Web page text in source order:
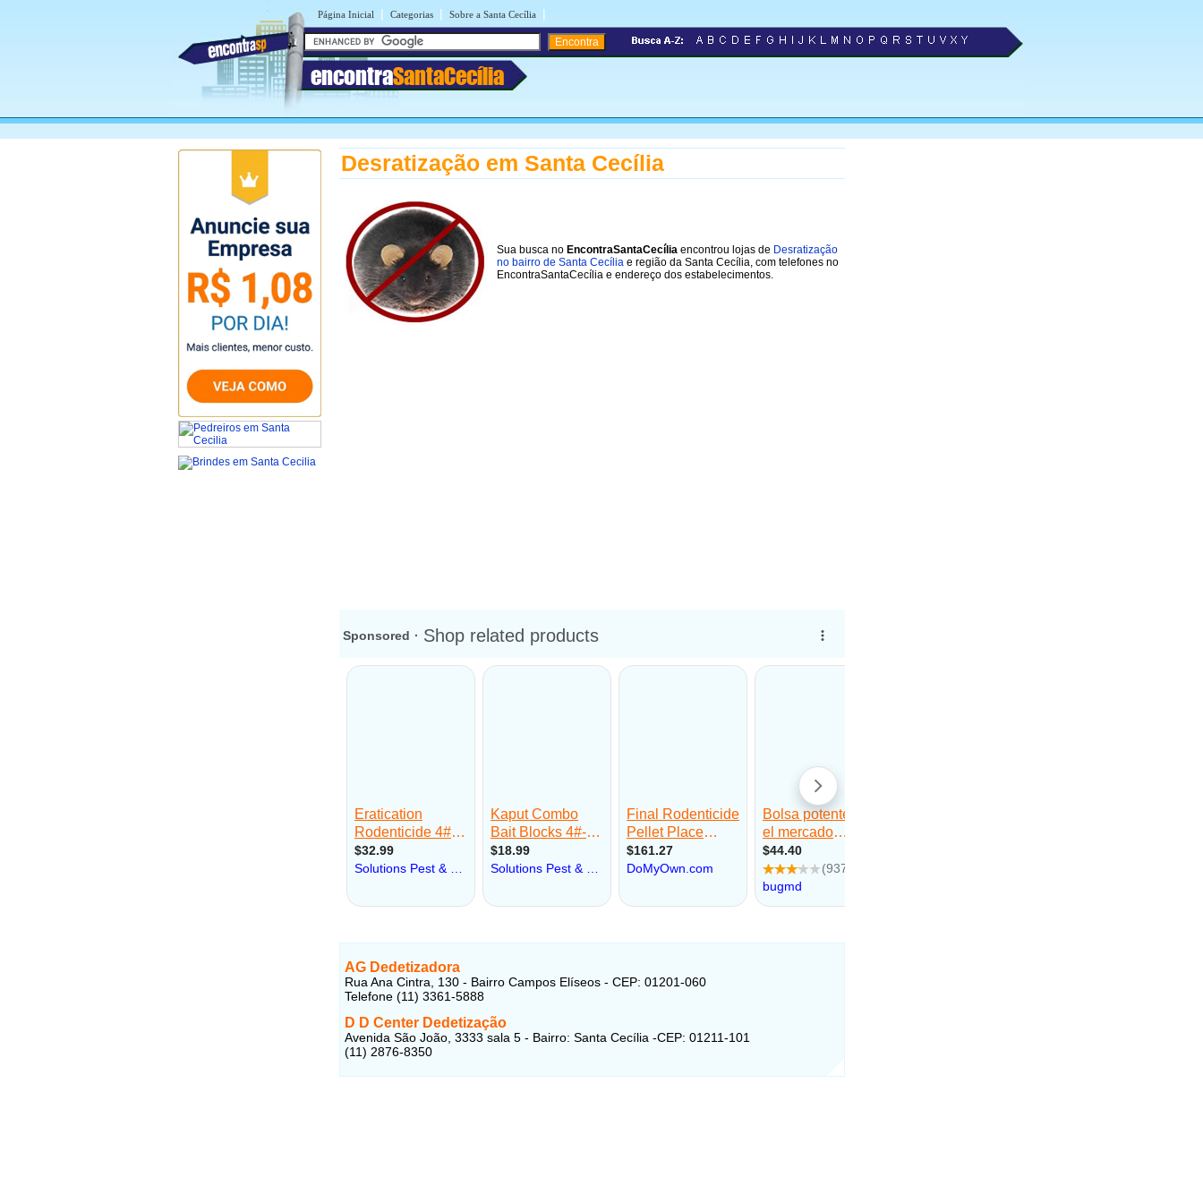
Página Inicial | Categorias | Sobre a Santa Cecília |
encontraSantaCecília
Desratização em Santa Cecília
Sua busca no EncontraSantaCecília encontrou lojas de Desratização
no bairro de Santa Cecília e região da Santa Cecília, com telefones no
EncontraSantaCecília e endereço dos estabelecimentos.
AG Dedetizadora
Rua Ana Cintra, 130 - Bairro Campos Elíseos - CEP: 01201-060
Telefone (11) 3361-5888
D D Center Dedetização
Avenida São João, 3333 sala 5 - Bairro: Santa Cecília -CEP: 01211-101
(11) 2876-8350